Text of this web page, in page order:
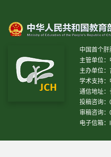
中国首个
主管单位
主办单位
学术支持
通信地址
投稿咨询
审稿咨询
电子信箱：